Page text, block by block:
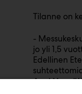
Tilanne on
-
jo yli 1,5
Edellinen
Anni